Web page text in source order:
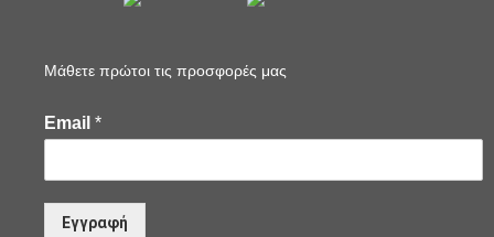
Μάθετε πρώτοι τις προσφορές μας
Email *
Εγγραφή